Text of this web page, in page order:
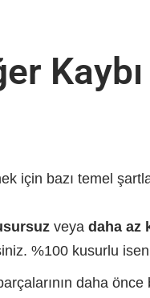
için bazı temel
veya daha az
%100 kusurlu
daha